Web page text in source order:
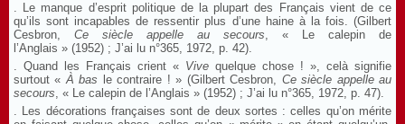
. Le manque d’esprit politique de la plupart des Français vient de ce
qu’ils sont incapables de ressentir plus d’une haine à la fois. (Gilbert
Cesbron, Ce siècle appelle au secours, « Le calepin de
l’Anglais » (1952) ; J’ai lu n°365, 1972, p. 42).
. Quand les Français crient « Vive quelque chose ! », celà signifie
surtout «À bas le contraire ! » (Gilbert Cesbron, Ce siècle appelle au
secours, « Le calepin de l’Anglais » (1952) ; J’ai lu n°365, 1972, p. 47).
. Les décorations françaises sont de deux sortes : celles qu’on mérite